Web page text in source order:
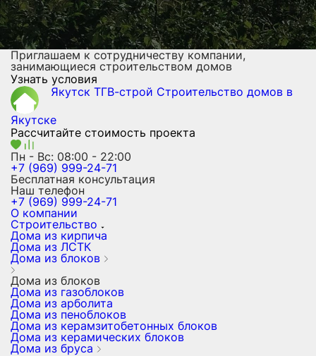
Приглашаем к сотрудничеству компании,
занимающиеся строительством домов
Узнать условия
Якутск ТГВ-строй Строительство домов в
Якутске
Рассчитайте стоимость проекта
Пн - Вс: 08:00 - 22:00
+7 (969) 999-24-71
Бесплатная консультация
Наш телефон
+7 (969) 999-24-71
О компании
Строительство
Дома из кирпича
Дома из ЛСТК
Дома из блоков
Дома из блоков
Дома из газоблоков
Дома из арболита
Дома из пеноблоков
Дома из керамзитобетонных блоков
Дома из керамических блоков
Дома из бруса